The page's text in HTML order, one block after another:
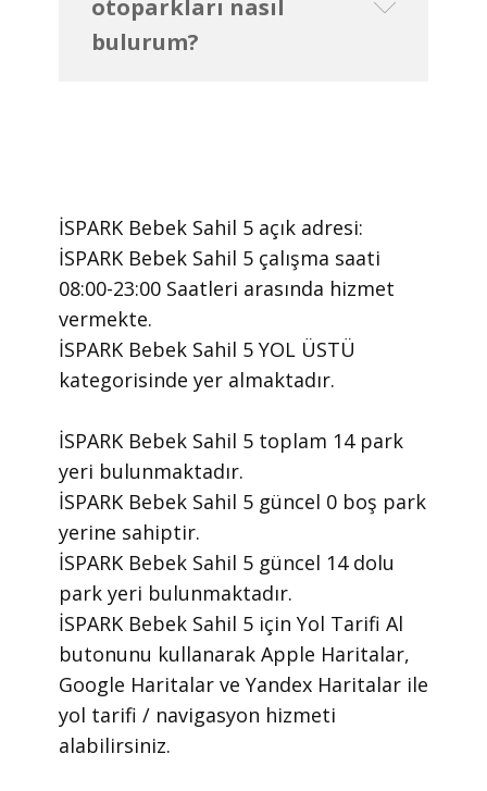
otoparkları nasıl
bulurum?
İSPARK Bebek Sahil 5 ​açık adresi:
İSPARK Bebek Sahil 5 ​çalışma saati
08:00-23:00 Saatleri arasında ​hizmet
vermekte.
​İSPARK Bebek Sahil 5 YOL ÜSTÜ
kategorisinde yer almaktadır.
İSPARK Bebek Sahil 5 toplam 14 park
yeri bulunmaktadır.
İSPARK Bebek Sahil 5 güncel 0 boş park
yerine sahiptir.
İSPARK Bebek Sahil 5 güncel 14 dolu
park yeri bulunmaktadır.
İSPARK Bebek Sahil 5 için Yol Tarifi Al
butonunu kullanarak Apple Haritalar,
Google Haritalar ve Yandex Haritalar ile
yol tarifi / navigasyon hizmeti
alabilirsiniz.